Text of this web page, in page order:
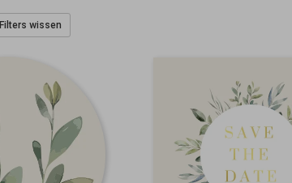
Filters wissen